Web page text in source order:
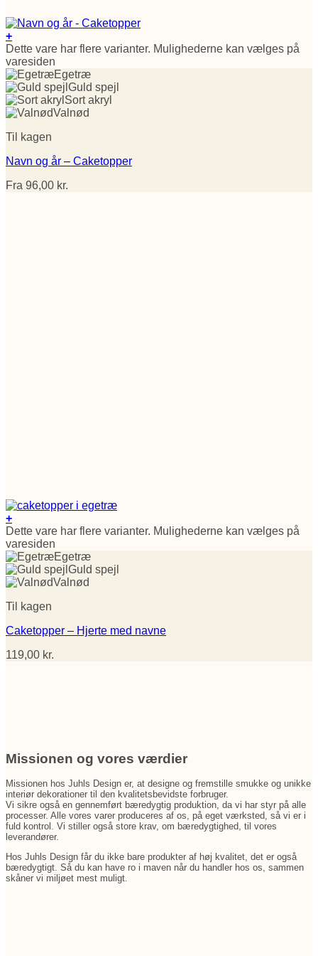
+
Dette vare har flere varianter. Mulighederne kan vælges på
varesiden
Egetræ
Guld spejl
Sort akryl
Valnød
Til kagen
Navn og år – Caketopper
Fra 96,00 kr.
+
Dette vare har flere varianter. Mulighederne kan vælges på
varesiden
Egetræ
Guld spejl
Valnød
Til kagen
Caketopper – Hjerte med navne
119,00 kr.
Missionen og vores værdier
Missionen hos Juhls Design er, at designe og fremstille smukke og unikke
interiør dekorationer til den kvalitetsbevidste forbruger.
Vi sikre også en gennemført bæredygtig produktion, da vi har styr på alle
processer. Alle vores varer produceres af os, på eget værksted, så vi er i
fuld kontrol. Vi stiller også store krav, om bæredygtighed, til vores
leverandører.
Hos Juhls Design får du ikke bare produkter af høj kvalitet, det er også
bæredygtigt. Så du kan have ro i maven når du handler hos os, sammen
skåner vi miljøet mest muligt.